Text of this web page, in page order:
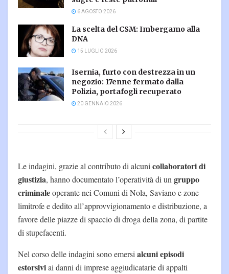
6 AGOSTO 2026
La scelta del CSM: Imbergamo alla
DNA
15 LUGLIO 2026
Isernia, furto con destrezza in un
negozio: 17enne fermato dalla
Polizia, portafogli recuperato
20 GENNAIO 2026
Le indagini, grazie al contributo di alcunicollaboratori di
giustizia, hanno documentato l’operatività di ungruppo
criminaleoperante nei Comuni di Nola, Saviano e zone
limitrofe e dedito all’approvvigionamento e distribuzione, a
favore delle piazze di spaccio di droga della zona, di partite
di stupefacenti.
Nel corso delle indagini sono emersialcuni episodi
estorsiviai danni di imprese aggiudicatarie di appalti